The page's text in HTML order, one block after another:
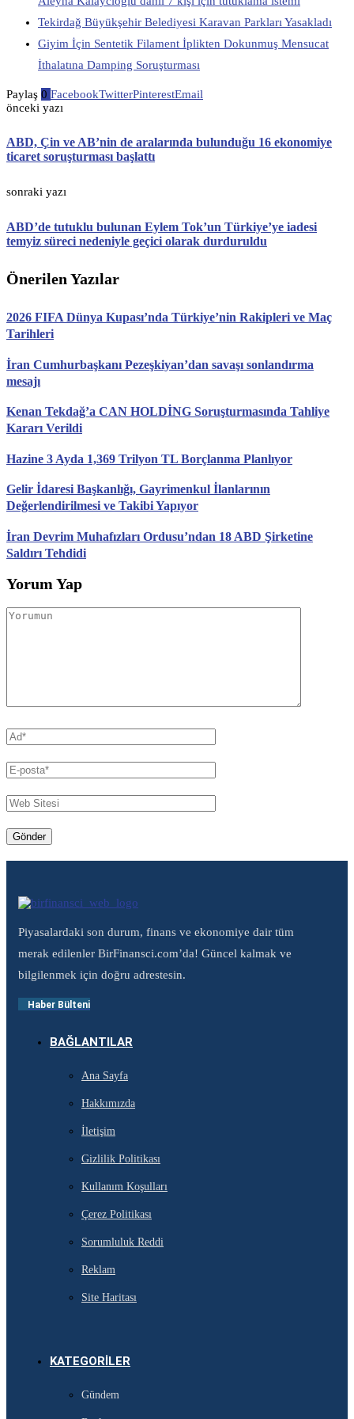
Tekirdağ Büyükşehir Belediyesi Karavan Parkları Yasakladı
Giyim İçin Sentetik Filament İplikten Dokunmuş Mensucat
İthalatına Damping Soruşturması
Paylaş 0 FacebookTwitterPinterestEmail
önceki yazı
ABD, Çin ve AB’nin de aralarında bulunduğu 16 ekonomiye
ticaret soruşturması başlattı
sonraki yazı
ABD’de tutuklu bulunan Eylem Tok’un Türkiye’ye iadesi
temyiz süreci nedeniyle geçici olarak durduruldu
Önerilen Yazılar
2026 FIFA Dünya Kupası’nda Türkiye’nin Rakipleri ve Maç
Tarihleri
İran Cumhurbaşkanı Pezeşkiyan’dan savaşı sonlandırma
mesajı
Kenan Tekdağ’a CAN HOLDİNG Soruşturmasında Tahliye
Kararı Verildi
Hazine 3 Ayda 1,369 Trilyon TL Borçlanma Planlıyor
Gelir İdaresi Başkanlığı, Gayrimenkul İlanlarının
Değerlendirilmesi ve Takibi Yapıyor
İran Devrim Muhafızları Ordusu’ndan 18 ABD Şirketine
Saldırı Tehdidi
Yorum Yap
Piyasalardaki son durum, finans ve ekonomiye dair tüm
merak edilenler BirFinansci.com’da! Güncel kalmak ve
bilgilenmek için doğru adrestesin.
Haber Bülteni
BAĞLANTILAR
Ana Sayfa
Hakkımızda
İletişim
Gizlilik Politikası
Kullanım Koşulları
Çerez Politikası
Sorumluluk Reddi
Reklam
Site Haritası
KATEGORILER
Gündem